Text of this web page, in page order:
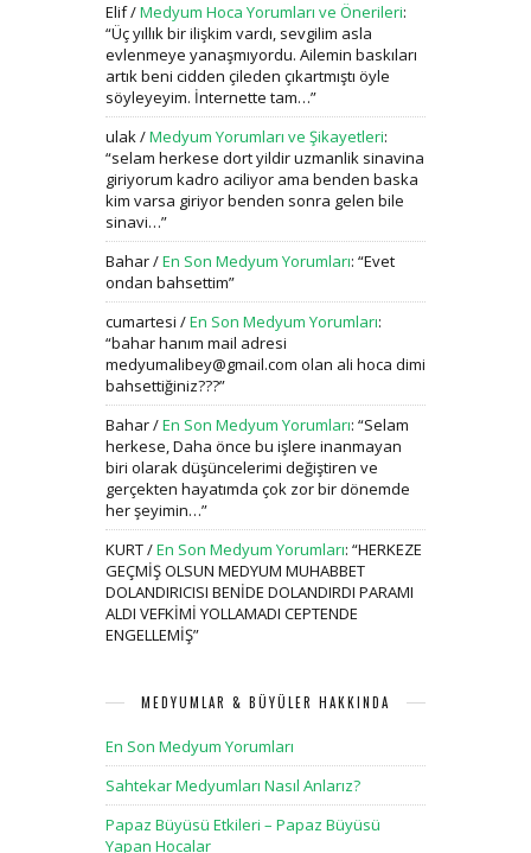
Elif/Medyum Hoca Yorumları ve Önerileri:
“Üç yıllık bir ilişkim vardı, sevgilim asla
evlenmeye yanaşmıyordu. Ailemin baskıları
artık beni cidden çileden çıkartmıştı öyle
söyleyeyim. İnternette tam…”
ulak/Medyum Yorumları ve Şikayetleri:
“selam herkese dort yildir uzmanlik sinavina
giriyorum kadro aciliyor ama benden baska
kim varsa giriyor benden sonra gelen bile
sinavi…”
Bahar/En Son Medyum Yorumları: “Evet
ondan bahsettim”
cumartesi /En Son Medyum Yorumları:
“bahar hanım mail adresi
medyumalibey@gmail.com olan ali hoca dimi
bahsettiğiniz???”
Bahar/En Son Medyum Yorumları: “Selam
herkese, Daha önce bu işlere inanmayan
biri olarak düşüncelerimi değiştiren ve
gerçekten hayatımda çok zor bir dönemde
her şeyimin…”
KURT/En Son Medyum Yorumları: “HERKEZE
GEÇMİŞ OLSUN MEDYUM MUHABBET
DOLANDIRICISI BENİDE DOLANDIRDI PARAMI
ALDI VEFKİMİ YOLLAMADI CEPTENDE
ENGELLEMİŞ”
MEDYUMLAR & BÜYÜLER HAKKINDA
En Son Medyum Yorumları
Sahtekar Medyumları Nasıl Anlarız?
Papaz Büyüsü Etkileri – Papaz Büyüsü
Yapan Hocalar